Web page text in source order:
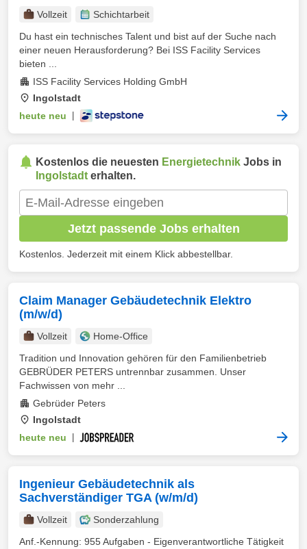
Vollzeit
Schichtarbeit
Du hast ein technisches Talent und bist auf der Suche nach
einer neuen Herausforderung? Bei ISS Facility Services
bieten ...
ISS Facility Services Holding GmbH
Ingolstadt
heute neu
Kostenlos die neuesten Energietechnik Jobs in
Ingolstadt erhalten.
Jetzt passende Jobs erhalten
Kostenlos. Jederzeit mit einem Klick abbestellbar.
Claim Manager Gebäudetechnik Elektro
(m/w/d)
Vollzeit
Home-Office
Tradition und Innovation gehören für den Familienbetrieb
GEBRÜDER PETERS untrennbar zusammen. Unser
Fachwissen von mehr ...
Gebrüder Peters
Ingolstadt
heute neu
Ingenieur Gebäudetechnik als
Sachverständiger TGA (w/m/d)
Vollzeit
Sonderzahlung
Anf.-Kennung: 955 Aufgaben - Eigenverantwortliche Tätigkeit